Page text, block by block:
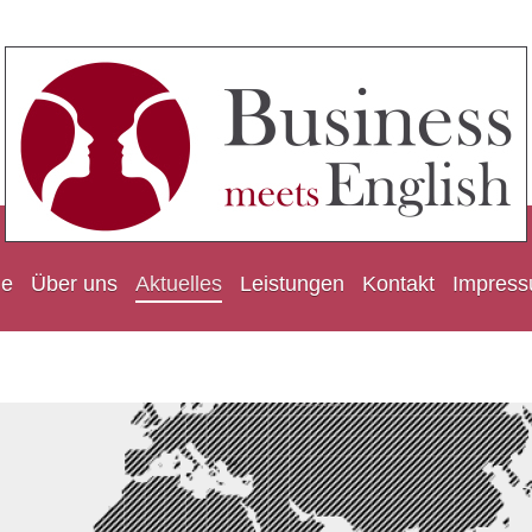
Über uns Aktuelles Leistungen Kontakt
Business meets English